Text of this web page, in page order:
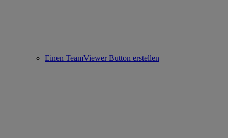
Einen TeamViewer Button erstellen